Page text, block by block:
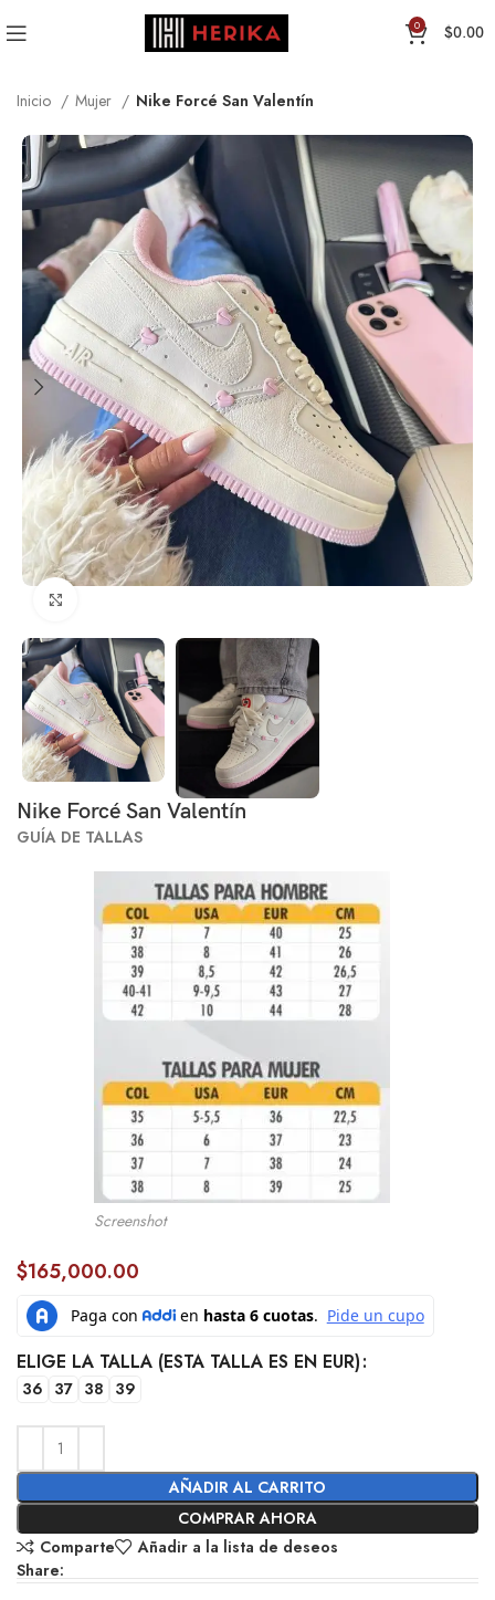
0 $0.00
Inicio Mujer Nike Forcé San Valentín
Nike Forcé San Valentín
GUÍA DE TALLAS
Screenshot
$165,000.00
ELIGE LA TALLA (ESTA TALLA ES EN EUR)
36 37 38 39
AÑADIR AL CARRITO
COMPRAR AHORA
Comparte
Añadir a la lista de deseos
Share: